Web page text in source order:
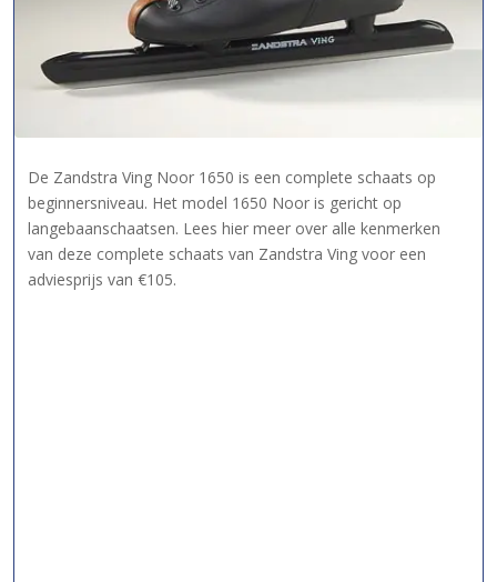
De Zandstra Ving Noor 1650 is een complete schaats op
beginnersniveau. Het model 1650 Noor is gericht op
langebaanschaatsen. Lees hier meer over alle kenmerken
van deze complete schaats van Zandstra Ving voor een
adviesprijs van €105.